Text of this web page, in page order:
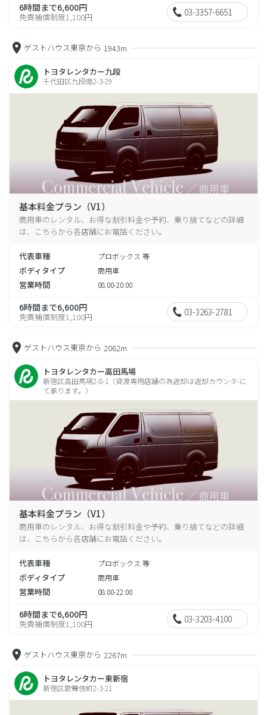
6時間まで6,600円
免責補償制度1,100円 03-3357-6651
ゲストハウス東京から 1943m
トヨタレンタカー九段
千代田区九段南2-3-29
基本料金プラン（V1）
商用車のレンタル、お得な割引料金や予約、乗り捨てなどの詳細
は、こちらから各店舗にお電話ください。
代表車種 プロボックス 等
ボディタイプ 商用車
営業時間 08:00-20:00
6時間まで6,600円
免責補償制度1,100円 03-3263-2781
ゲストハウス東京から 2062m
トヨタレンタカー高田馬場
新宿区高田馬場2-8-1（貸渡専用店舗の為返却は返却カウンタ-に
て承ります。）
基本料金プラン（V1）
商用車のレンタル、お得な割引料金や予約、乗り捨てなどの詳細
は、こちらから各店舗にお電話ください。
代表車種 プロボックス 等
ボディタイプ 商用車
営業時間 08:00-22:00
6時間まで6,600円
免責補償制度1,100円 03-3203-4100
ゲストハウス東京から 2267m
トヨタレンタカー東新宿
新宿区歌舞伎町2-3-21